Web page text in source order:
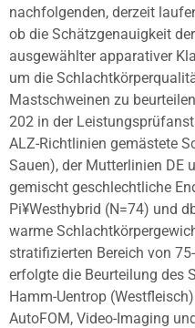
nachfolgenden, derzeit
ob die Schätzgenauigkeit der
ausgewählter apparativer
um die
Mastschweinen zu
202 in der
ALZ-Richtlinien gemästete
Sauen), der Mutterlinien DE
gemischt geschlechtliche
Pi¥Westhybrid (N=74) und
warme
stratifizierten Bereich von
erfolgte die Beurteilung des
Hamm-Uentrop
AutoFOM, Video-Imaging